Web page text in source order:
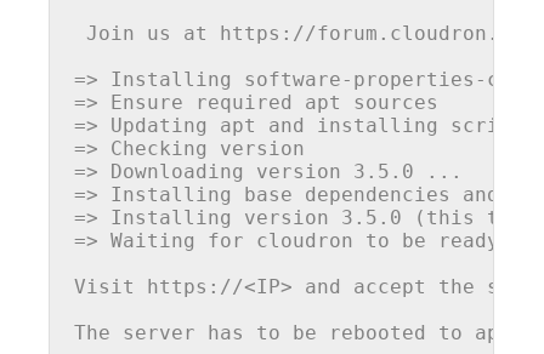
Join us at https://forum.cloudron.io
=> Installing software-properties-
=> Ensure required apt sources
=> Updating apt and installing script
=> Checking version
=> Downloading version 3.5.0 ...
=> Installing base dependencies and
=> Installing version 3.5.0 (this
=> Waiting for cloudron to be ready
Visit https://<IP> and accept the
The server has to be rebooted to